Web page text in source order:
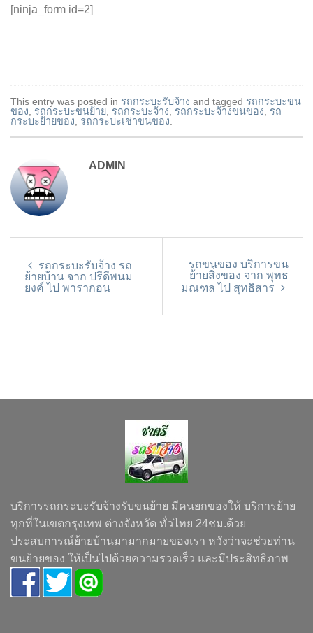
[ninja_form id=2]
This entry was posted in รถกระบะรับจ้าง and tagged รถกระบะขน
ของ, รถกระบะขนย้าย, รถกระบะจ้าง, รถกระบะจ้างขนของ, รถ
กระบะย้ายของ, รถกระบะเช่าขนของ.
ADMIN
รถกระบะรับจ้าง รถ
ย้ายบ้าน จาก ปรีดีพนม
ยงค์ ไป พารากอน
รถขนของ บริการขน
ย้ายสิ่งของ จาก พุทธ
มณฑล ไป สุทธิสาร
บริการรถกระบะรับจ้างรับขนย้าย มีคนยกของให้ บริการย้าย
ทุกที่ในเขตกรุงเทพ ต่างจังหวัด ทั่วไทย 24ชม.ด้วย
ประสบการณ์ย้ายบ้านมามากมายของเรา หวังว่าจะช่วยท่าน
ขนย้ายของ ให้เป็นไปด้วยความรวดเร็ว และมีประสิทธิภาพ